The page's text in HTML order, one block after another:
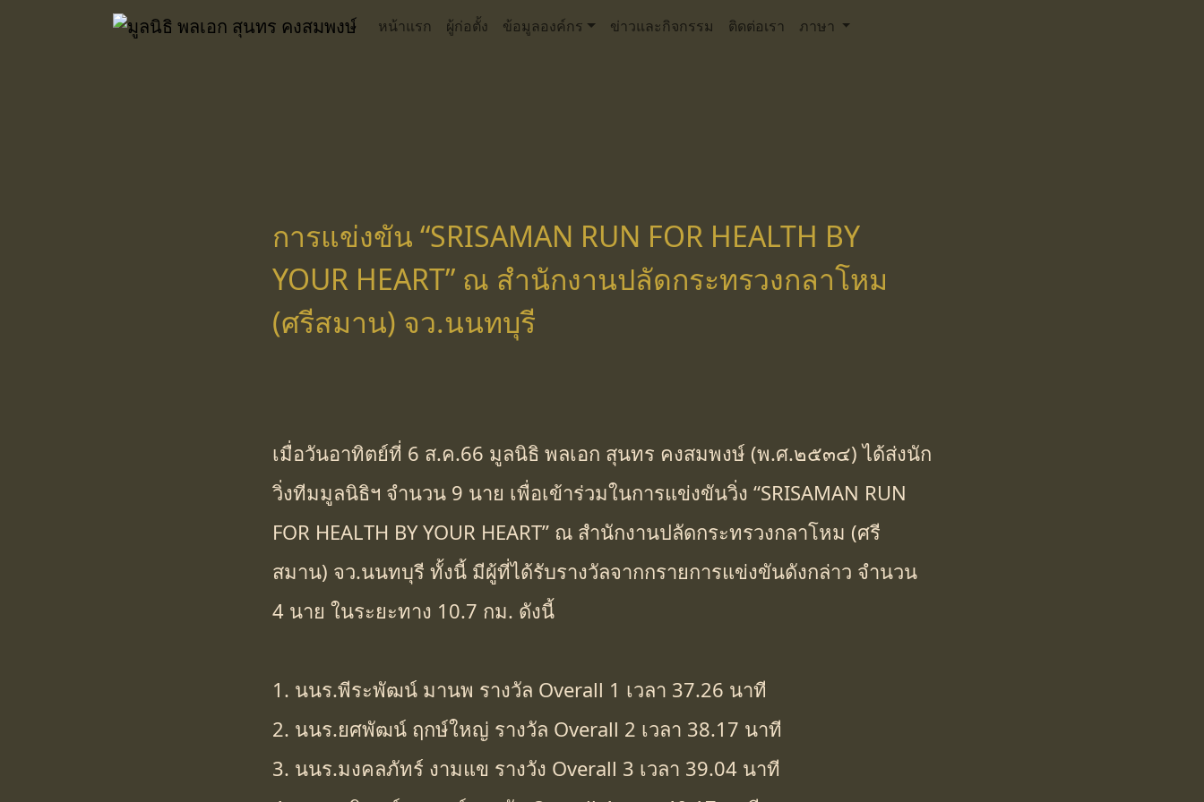
หน้าแรก ผู้ก่อตั้ง ข้อมูลองค์กร ข่าวและกิจกรรม ติดต่อเรา ภาษา
การแข่งขัน “SRISAMAN RUN FOR HEALTH BY
YOUR HEART” ณ สำนักงานปลัดกระทรวงกลาโหม
(ศรีสมาน) จว.นนทบุรี
เมื่อวันอาทิตย์ที่ 6 ส.ค.66 มูลนิธิ พลเอก สุนทร คงสมพงษ์ (พ.ศ.๒๕๓๔) ได้ส่งนัก
วิ่งทีมมูลนิธิฯ จำนวน 9 นาย เพื่อเข้าร่วมในการแข่งขันวิ่ง “SRISAMAN RUN
FOR HEALTH BY YOUR HEART” ณ สำนักงานปลัดกระทรวงกลาโหม (ศรี
สมาน) จว.นนทบุรี ทั้งนี้ มีผู้ที่ได้รับรางวัลจากกรายการแข่งขันดังกล่าว จำนวน
4 นาย ในระยะทาง 10.7 กม. ดังนี้
1. นนร.พีระพัฒน์ มานพ รางวัล Overall 1 เวลา 37.26 นาที
2. นนร.ยศพัฒน์ ฤกษ์ใหญ่ รางวัล Overall 2 เวลา 38.17 นาที
3. นนร.มงคลภัทร์ งามแข รางวัง Overall 3 เวลา 39.04 นาที